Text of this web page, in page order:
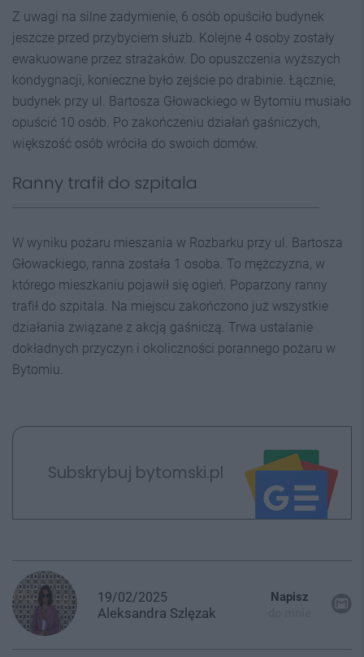
Z uwagi na silne zadymienie, 6 osób opuściło budynek
jeszcze przed przybyciem służb. Kolejne 4 osoby zostały
ewakuowane przez strażaków. Do opuszczenia wyższych
kondygnacji, konieczne było zejście po drabinie. Łącznie,
budynek przy ul. Bartosza Głowackiego w Bytomiu musiało
opuścić 10 osób. Po zakończeniu działań gaśniczych,
większość osób wróciła do swoich domów.
Ranny trafił do szpitala
W wyniku pożaru mieszania w Rozbarku przy ul. Bartosza
Głowackiego, ranna została 1 osoba. To mężczyzna, w
którego mieszkaniu pojawił się ogień. Poparzony ranny
trafił do szpitala. Na miejscu zakończono już wszystkie
działania związane z akcją gaśniczą. Trwa ustalanie
dokładnych przyczyn i okoliczności porannego pożaru w
Bytomiu.
Subskrybuj bytomski.pl
19/02/2025
Aleksandra Szlęzak
Napisz